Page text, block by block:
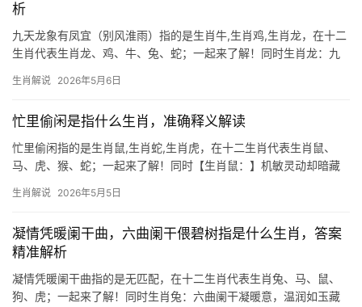
析
九天龙象有凤宜（别风淮雨）指的是生肖牛,生肖鸡,生肖龙，在十二
生肖代表生肖龙、鸡、牛、兔、蛇；一起来了解！同时生肖龙：九
喻风云际会、贵人提携之象，在生肖文化中，生肖龙独占“九天”之
生肖解说 2026年5月6日
忙里偷闲是指什么生肖，准确释义解读
忙里偷闲指的是生肖鼠,生肖蛇,生肖虎，在十二生肖代表生肖鼠、
马、虎、猴、蛇；一起来了解！同时【生肖鼠：】机敏灵动却暗藏
星影响，部分人可能面临团队停滞或项目被抢的困境，尤其29岁至
生肖解说 2026年5月5日
凝情凭暖阑干曲，六曲阑干偎碧树指是什么生肖，答案
精准解析
凝情凭暖阑干曲指的是无匹配，在十二生肖代表生肖兔、马、鼠、
狗、虎；一起来了解！同时生肖兔：六曲阑干凝暖意，温润如玉藏